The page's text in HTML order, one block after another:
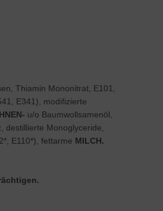
Thiamin Mononitrat, E101,
E341), modifizierte
u/o Baumwollsamenöl,
destillierte Monoglyceride,
E110*), fettarme MILCH.